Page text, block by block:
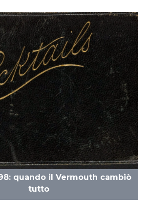
quando il Vermouth cambiò
tutto